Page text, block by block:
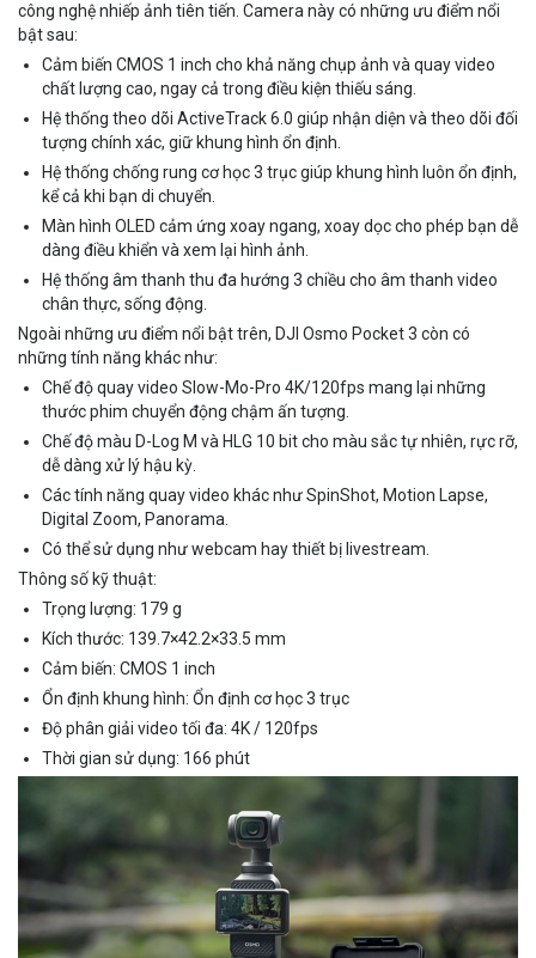
công nghệ nhiếp ảnh tiên tiến. Camera này có những ưu điểm nổi
bật sau:
Cảm biến CMOS 1 inch cho khả năng chụp ảnh và quay video
chất lượng cao, ngay cả trong điều kiện thiếu sáng.
Hệ thống theo dõi ActiveTrack 6.0 giúp nhận diện và theo dõi đối
tượng chính xác, giữ khung hình ổn định.
Hệ thống chống rung cơ học 3 trục giúp khung hình luôn ổn định,
kể cả khi bạn di chuyển.
Màn hình OLED cảm ứng xoay ngang, xoay dọc cho phép bạn dễ
dàng điều khiển và xem lại hình ảnh.
Hệ thống âm thanh thu đa hướng 3 chiều cho âm thanh video
chân thực, sống động.
Ngoài những ưu điểm nổi bật trên, DJI Osmo Pocket 3 còn có
những tính năng khác như:
Chế độ quay video Slow-Mo-Pro 4K/120fps mang lại những
thước phim chuyển động chậm ấn tượng.
Chế độ màu D-Log M và HLG 10 bit cho màu sắc tự nhiên, rực rỡ,
dễ dàng xử lý hậu kỳ.
Các tính năng quay video khác như SpinShot, Motion Lapse,
Digital Zoom, Panorama.
Có thể sử dụng như webcam hay thiết bị livestream.
Thông số kỹ thuật:
Trọng lượng: 179 g
Kích thước: 139.7×42.2×33.5 mm
Cảm biến: CMOS 1 inch
Ổn định khung hình: Ổn định cơ học 3 trục
Độ phân giải video tối đa: 4K / 120fps
Thời gian sử dụng: 166 phút